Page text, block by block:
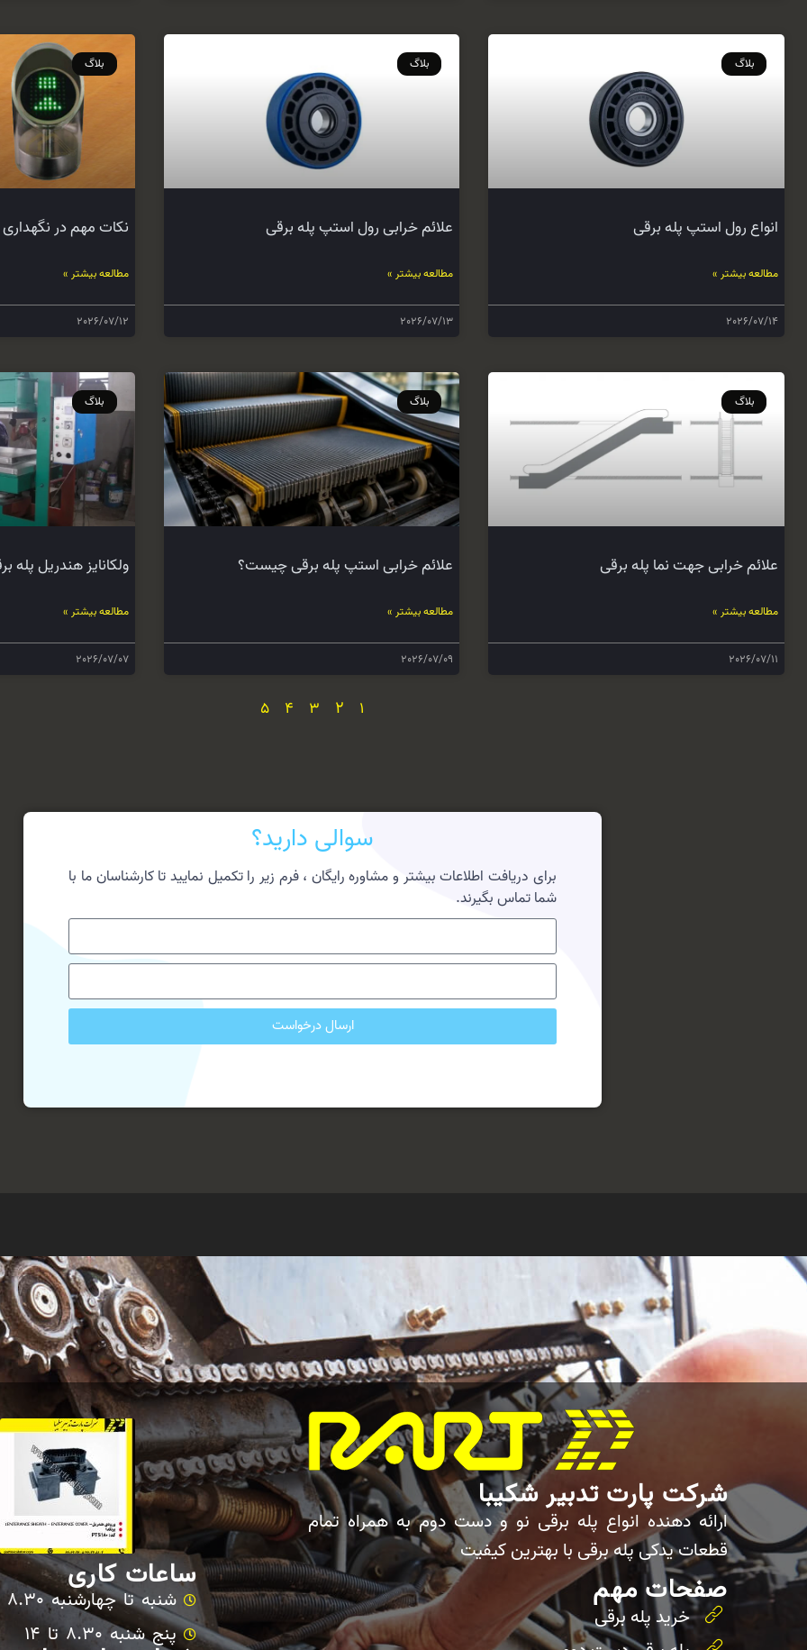
بلاگ
انواع رول استپ پله برقی
مطالعه بیشتر »
2026/07/14
بلاگ
علائم خرابی رول استپ پله برقی
مطالعه بیشتر »
2026/07/13
بلاگ
نکات مهم در
مطالعه بیشتر »
2026/07/12
بلاگ
علائم خرابی جهت نما پله برقی
مطالعه بیشتر »
2026/07/11
بلاگ
علائم خرابی استپ پله برقی چیست؟
مطالعه بیشتر »
2026/07/09
بلاگ
ولکانایز هندریل پله
مطالعه بیشتر »
2026/07/07
1
2
3
4
5
سوالی دارید؟
برای دریافت اطلاعات بیشتر و مشاوره رایگان ، فرم زیر را تکمیل نمایید تا کارشناسان ما با
شما تماس بگیرند.
ارسال درخواست
شرکت پارت تدبیر شکیبا
ارائه دهنده انواع پله برقی نو و دست دوم به همراه تمام
قطعات یدکی پله برقی با بهترین کیفیت
صفحات مهم
خرید پله برقی
ساعات کاری
شنبه تا چهارشنبه 8.30 تا 17
پنج شنبه 8.30 تا 14